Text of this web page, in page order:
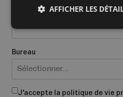
Lieu où vous exercez vos
Bureau
Sélectionner...
J'accepte la politique de vie
AFFICHER LES